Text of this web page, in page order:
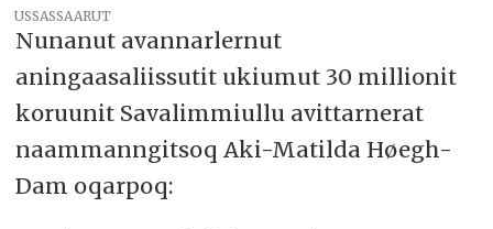
USSASSAARUT
Nunanut avannarlernut
aningaasaliissutit ukiumut 30 millionit
koruunit Savalimmiullu avittarnerat
naammanngitsoq Aki-Matilda Høegh-
Dam oqarpoq: